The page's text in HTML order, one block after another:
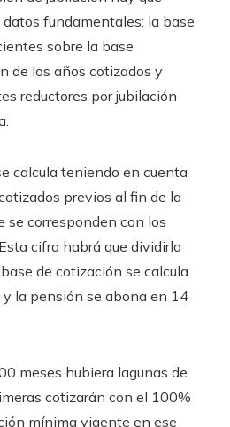
fundamentales: la base
sobre la base
de los años cotizados y
reductores por jubilación
calcula teniendo en cuenta
previos al fin de la
se corresponden con los
cifra habrá que dividirla
de cotización se calcula
la pensión se abona en 14
meses hubiera lagunas de
cotizarán con el 100%
mínima vigente en ese